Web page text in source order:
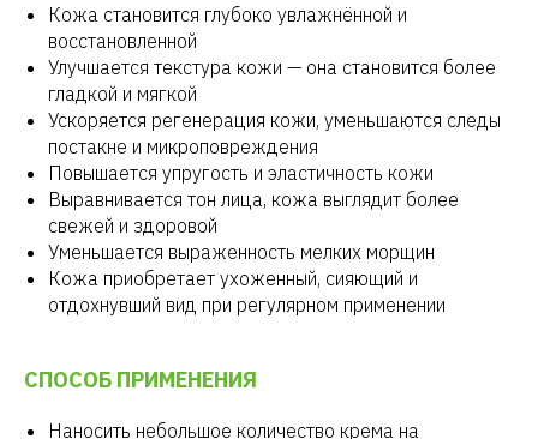
Кожа становится глубоко увлажнённой и
восстановленной
Улучшается текстура кожи — она становится более
гладкой и мягкой
Ускоряется регенерация кожи, уменьшаются следы
постакне и микроповреждения
Повышается упругость и эластичность кожи
Выравнивается тон лица, кожа выглядит более
свежей и здоровой
Уменьшается выраженность мелких морщин
Кожа приобретает ухоженный, сияющий и
отдохнувший вид при регулярном применении
СПОСОБ ПРИМЕНЕНИЯ
Наносить небольшое количество крема на